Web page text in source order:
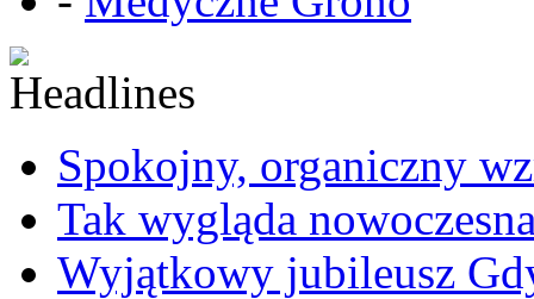
Spokojny, organiczny
Tak wygląda
Wyjątkowy jubileusz